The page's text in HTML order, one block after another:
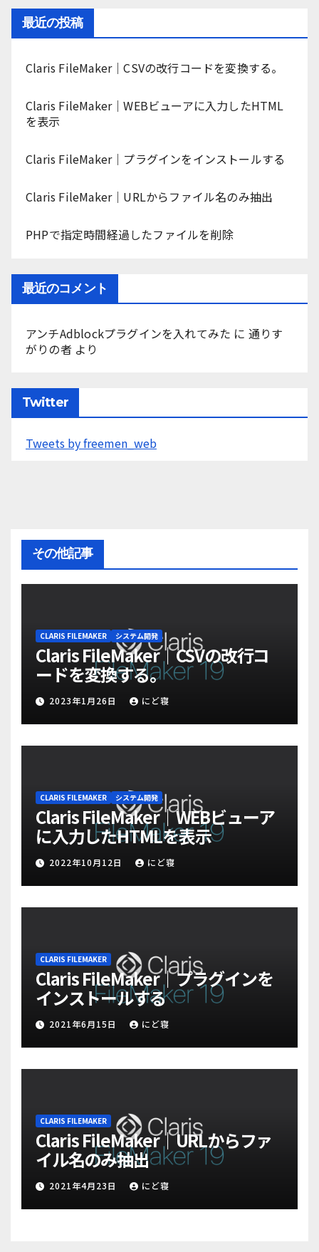
最近の投稿
Claris FileMaker｜CSVの改行コードを変換する。
Claris FileMaker｜WEBビューアに入力したHTML
を表示
Claris FileMaker｜プラグインをインストールする
Claris FileMaker｜URLからファイル名のみ抽出
PHPで指定時間経過したファイルを削除
最近のコメント
アンチAdblockプラグインを入れてみた に 通りす
がりの者 より
Twitter
Tweets by freemen_web
その他記事
CLARIS FILEMAKER システム開発
Claris FileMaker｜CSVの改行コ
ードを変換する。
2023年1月26日 にど寝
CLARIS FILEMAKER システム開発
Claris FileMaker｜WEBビューア
に入力したHTMLを表示
2022年10月12日 にど寝
CLARIS FILEMAKER
Claris FileMaker｜プラグインを
インストールする
2021年6月15日 にど寝
CLARIS FILEMAKER
Claris FileMaker｜URLからファ
イル名のみ抽出
2021年4月23日 にど寝